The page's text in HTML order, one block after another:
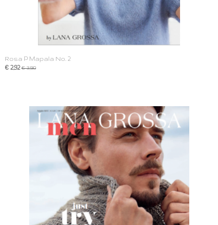
Rosa P Mapala No. 2
€ 2,92 € 3,90